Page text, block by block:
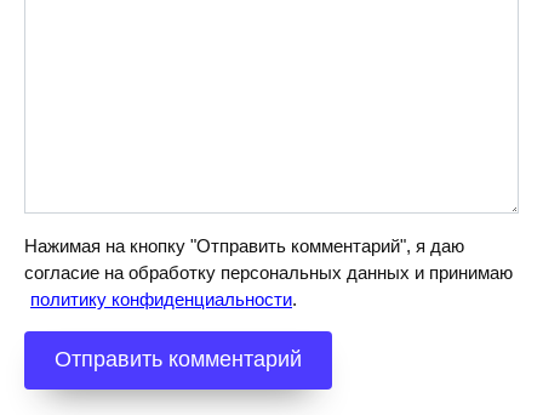
Нажимая на кнопку "Отправить комментарий", я даю
согласие на обработку персональных данных и принимаю
политику конфиденциальности.